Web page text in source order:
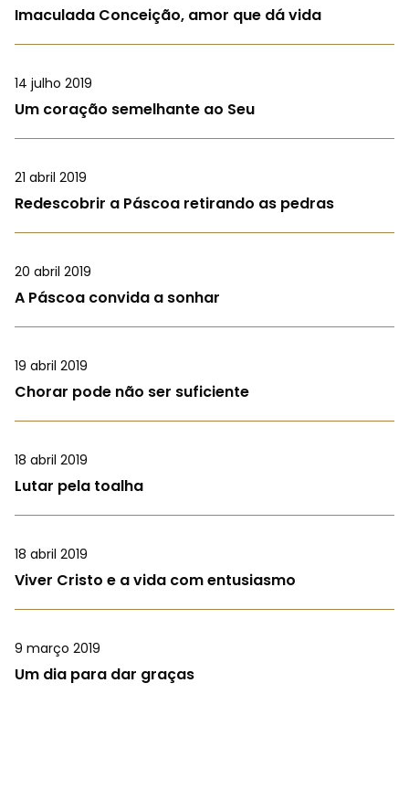
Imaculada Conceição, amor que dá vida
14 julho 2019
Um coração semelhante ao Seu
21 abril 2019
Redescobrir a Páscoa retirando as pedras
20 abril 2019
A Páscoa convida a sonhar
19 abril 2019
Chorar pode não ser suficiente
18 abril 2019
Lutar pela toalha
18 abril 2019
Viver Cristo e a vida com entusiasmo
9 março 2019
Um dia para dar graças